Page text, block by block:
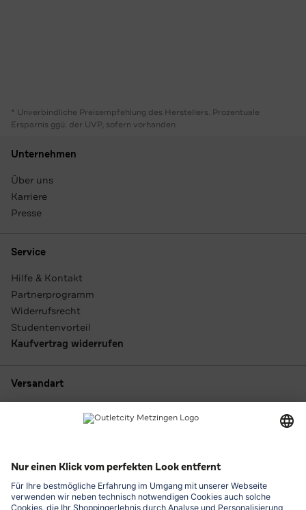
* Unverbindliche Preisempfehlung des Herstellers. Prozentuale
Ersparnis ggü. der UVP, sofern vorhanden
Unternehmen
Über uns
Karriere
Presse
Service
Hilfe & Kontakt
Partnerprogramm
Widerrufsrecht
Studentenvorteil
Kaufvertrag widerrufen
Versandart